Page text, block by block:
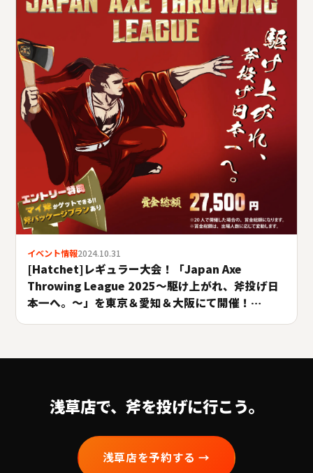
イベント情報2024.10.31
[Hatchet]レギュラー大会！「Japan Axe
Throwing League 2025〜駆け上がれ、斧投げ日
本一へ。〜」を東京＆愛知＆大阪にて開催！
浅草店で、斧を投げに行こう。
浅草店を予約する →